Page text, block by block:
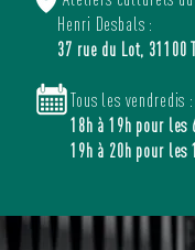
Henri Desbals :
37 rue du Lot, 31100
Tous les vendredis :
18h à 19h pour les
19h à 20h pour les